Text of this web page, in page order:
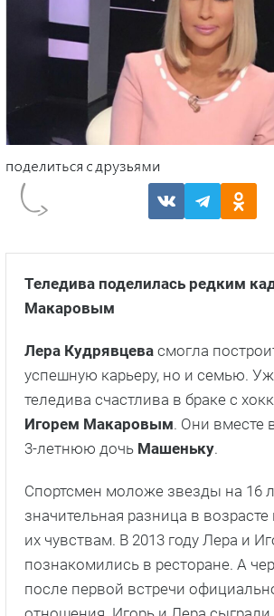
Теледива поделилась редким
Макаровым
Лера Кудрявцева смогла
успешную карьеру, но и семью.
теледива счастлива в браке с
Игорем Макаровым. Они вместе
3-летнюю дочь Машеньку.
Спортсмен моложе звезды на 16
значительная разница в
их чувствам. В 2013 году Лера и
познакомились в ресторане. А
после первой встречи